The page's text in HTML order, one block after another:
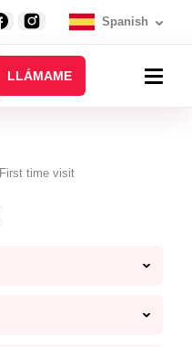
Spanish
LLÁMAME
First time visit